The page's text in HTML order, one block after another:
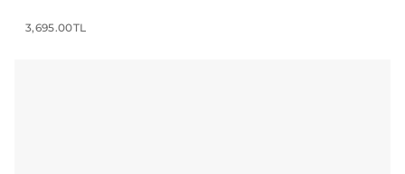
3,695.00TL